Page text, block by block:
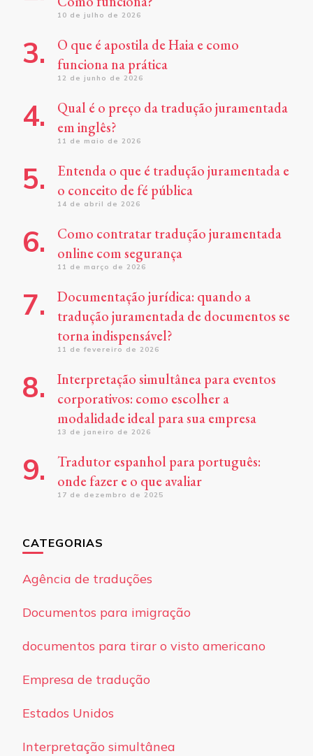
10 de julho de 2026
O que é apostila de Haia e como
funciona na prática
12 de junho de 2026
Qual é o preço da tradução juramentada
em inglês?
11 de maio de 2026
Entenda o que é tradução juramentada e
o conceito de fé pública
14 de abril de 2026
Como contratar tradução juramentada
online com segurança
11 de março de 2026
Documentação jurídica: quando a
tradução juramentada de documentos se
torna indispensável?
11 de fevereiro de 2026
Interpretação simultânea para eventos
corporativos: como escolher a
modalidade ideal para sua empresa
13 de janeiro de 2026
Tradutor espanhol para português:
onde fazer e o que avaliar
17 de dezembro de 2025
CATEGORIAS
Agência de traduções
Documentos para imigração
documentos para tirar o visto americano
Empresa de tradução
Estados Unidos
Interpretação simultânea